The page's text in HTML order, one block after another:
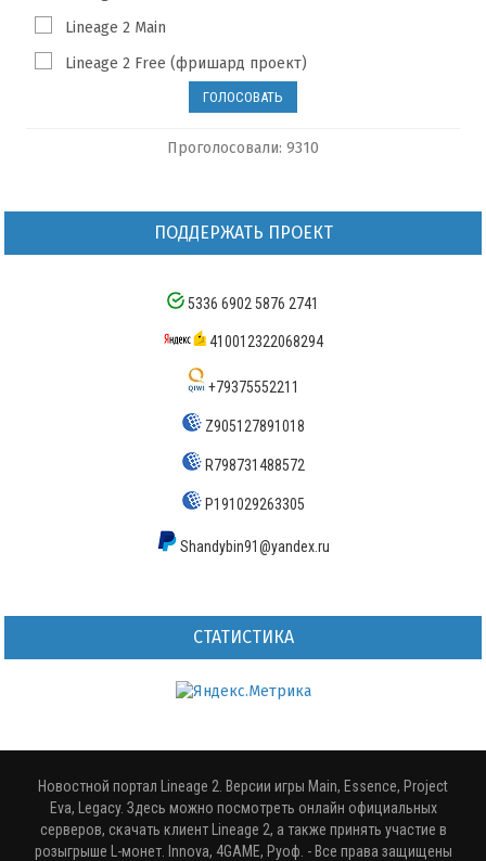
Lineage 2 Main
Lineage 2 Free (фришард проект)
Проголосовали: 9310
ПОДДЕРЖАТЬ ПРОЕКТ
5336 6902 5876 2741
410012322068294
+79375552211
Z905127891018
R798731488572
P191029263305
Shandybin91@yandex.ru
СТАТИСТИКА
Новостной портал Lineage 2. Версии игры Main, Essence, Project
Eva, Legacy. Здесь можно посмотреть онлайн официальных
серверов, скачать клиент Lineage 2, а также принять участие в
розыгрыше L-монет. Innova, 4GAME, Руоф. - Все права защищены